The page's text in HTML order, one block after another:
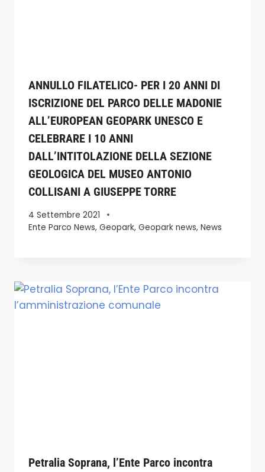
ANNULLO FILATELICO- PER I 20 ANNI DI
ISCRIZIONE DEL PARCO DELLE MADONIE
ALL’EUROPEAN GEOPARK UNESCO E
CELEBRARE I 10 ANNI
DALL’INTITOLAZIONE DELLA SEZIONE
GEOLOGICA DEL MUSEO ANTONIO
COLLISANI A GIUSEPPE TORRE
4 Settembre 2021
Ente Parco News, Geopark, Geopark news, News
Petralia Soprana, l’Ente Parco incontra